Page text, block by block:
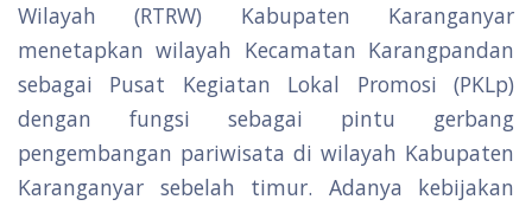
Wilayah (RTRW) Kabupaten Karanganyar
menetapkan wilayah Kecamatan Karangpandan
sebagai Pusat Kegiatan Lokal Promosi (PKLp)
dengan fungsi sebagai pintu gerbang
pengembangan pariwisata di wilayah Kabupaten
Karanganyar sebelah timur. Adanya kebijakan